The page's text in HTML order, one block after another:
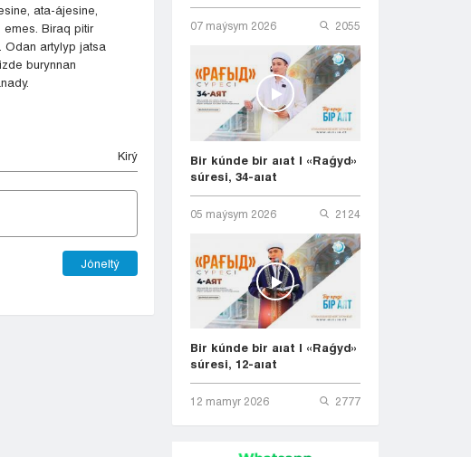
ata-ájesine,
emes. Biraq pitir
Odan artylyp jatsa
burynnan
Kіrý
Jóneltý
07 maýsym 2026 2055
Bir kúnde bir aıat | «Raǵyd»
súresi, 34-aıat
05 maýsym 2026 2124
Bir kúnde bir aıat | «Raǵyd»
súresi, 12-aıat
12 mamyr 2026 2777